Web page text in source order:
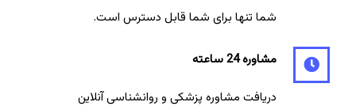
شما تنها برای شما قابل دسترس است.
مشاوره 24 ساعته
دریافت مشاوره پزشکی و روانشناسی آنلاین